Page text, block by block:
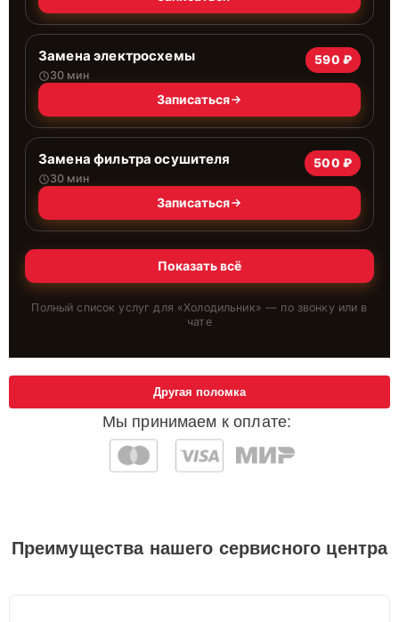
Замена электросхемы
30 мин
590 ₽
Записаться
Замена фильтра осушителя
30 мин
500 ₽
Записаться
Показать всё
Полный список услуг для «Холодильник» — по звонку или в
чате
Мы принимаем к оплате:
Другая поломка
Преимущества нашего сервисного центра